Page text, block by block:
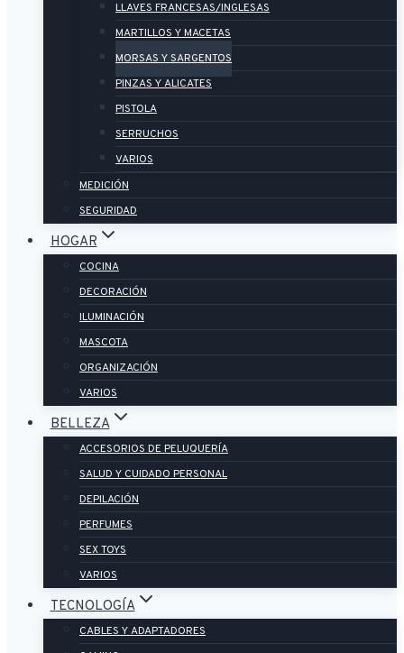
LLAVES FRANCESAS/INGLESAS
MARTILLOS Y MACETAS
MORSAS Y SARGENTOS
PINZAS Y ALICATES
PISTOLA
SERRUCHOS
VARIOS
MEDICIÓN
SEGURIDAD
HOGAR
COCINA
DECORACIÓN
ILUMINACIÓN
MASCOTA
ORGANIZACIÓN
VARIOS
BELLEZA
ACCESORIOS DE PELUQUERÍA
SALUD Y CUIDADO PERSONAL
DEPILACIÓN
PERFUMES
SEX TOYS
VARIOS
TECNOLOGÍA
CABLES Y ADAPTADORES